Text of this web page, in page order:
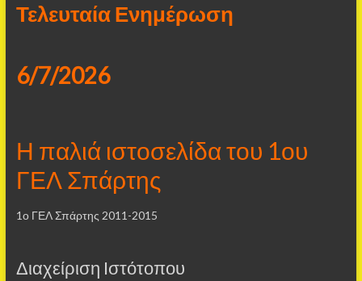
Τελευταία Ενημέρωση
6/7/2026
Η παλιά ιστοσελίδα του 1ου
ΓΕΛ Σπάρτης
1ο ΓΕΛ Σπάρτης 2011-2015
Διαχείριση Ιστότοπου